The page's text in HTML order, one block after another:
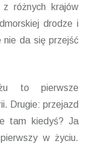
różnych krajów
drodze i
nie da się przejść
to pierwsze
Drugie: przejazd
tam kiedyś? Ja
w życiu.